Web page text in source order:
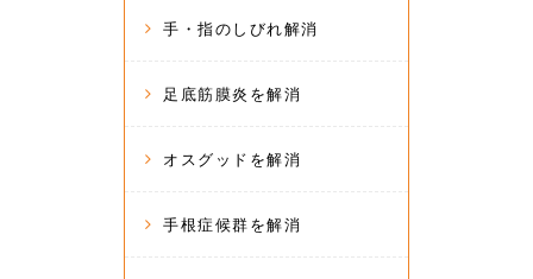
手・指のしびれ解消
足底筋膜炎を解消
オスグッドを解消
手根症候群を解消